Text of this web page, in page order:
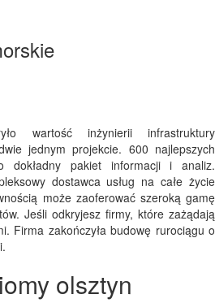
wartość inżynierii infrastruktury
jednym projekcie. 600 najlepszych
dokładny pakiet informacji i analiz.
dostawca usług na całe życie
może zaoferować szeroką gamę
Jeśli odkryjesz firmy, które zażądają
Firma zakończyła budowę rurociągu o
olsztyn